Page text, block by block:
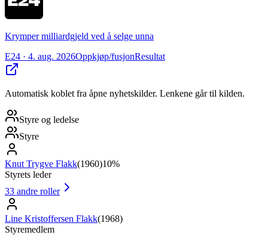
Krymper milliardgjeld ved å selge unna
E24 · 4. aug. 2026Oppkjøp/fusjonResultat
Automatisk koblet fra åpne nyhetskilder. Lenkene går til kilden.
Styre og ledelse
Styre
Knut Trygve Flakk(1960)10%
Styrets leder
33 andre roller
Line Kristoffersen Flakk(1968)
Styremedlem